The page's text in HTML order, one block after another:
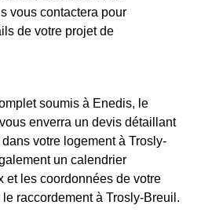
vous contactera pour
de votre projet de
soumis à Enedis, le
enverra un devis détaillant
votre logement à Trosly-
un calendrier
et les coordonnées de votre
raccordement à Trosly-Breuil.